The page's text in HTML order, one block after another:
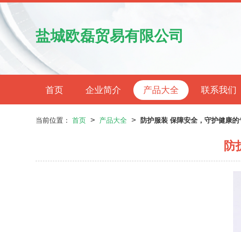
盐城欧磊贸易有限公司
首页 企业简介 产品大全 联系我们
当前位置： 首页 > 产品大全 > 防护服装 保障安全，守护健康
防